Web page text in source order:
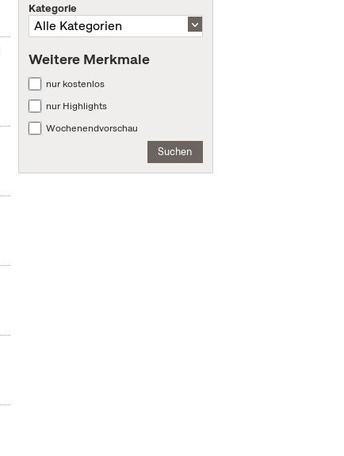
Kategorie
Weitere Merkmale
nur kostenlos
nur Highlights
Wochenendvorschau
Suchen